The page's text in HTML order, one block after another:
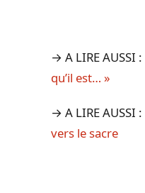
→ A LIRE AUSSI :
qu’il est… »
→ A LIRE AUSSI :
vers le sacre